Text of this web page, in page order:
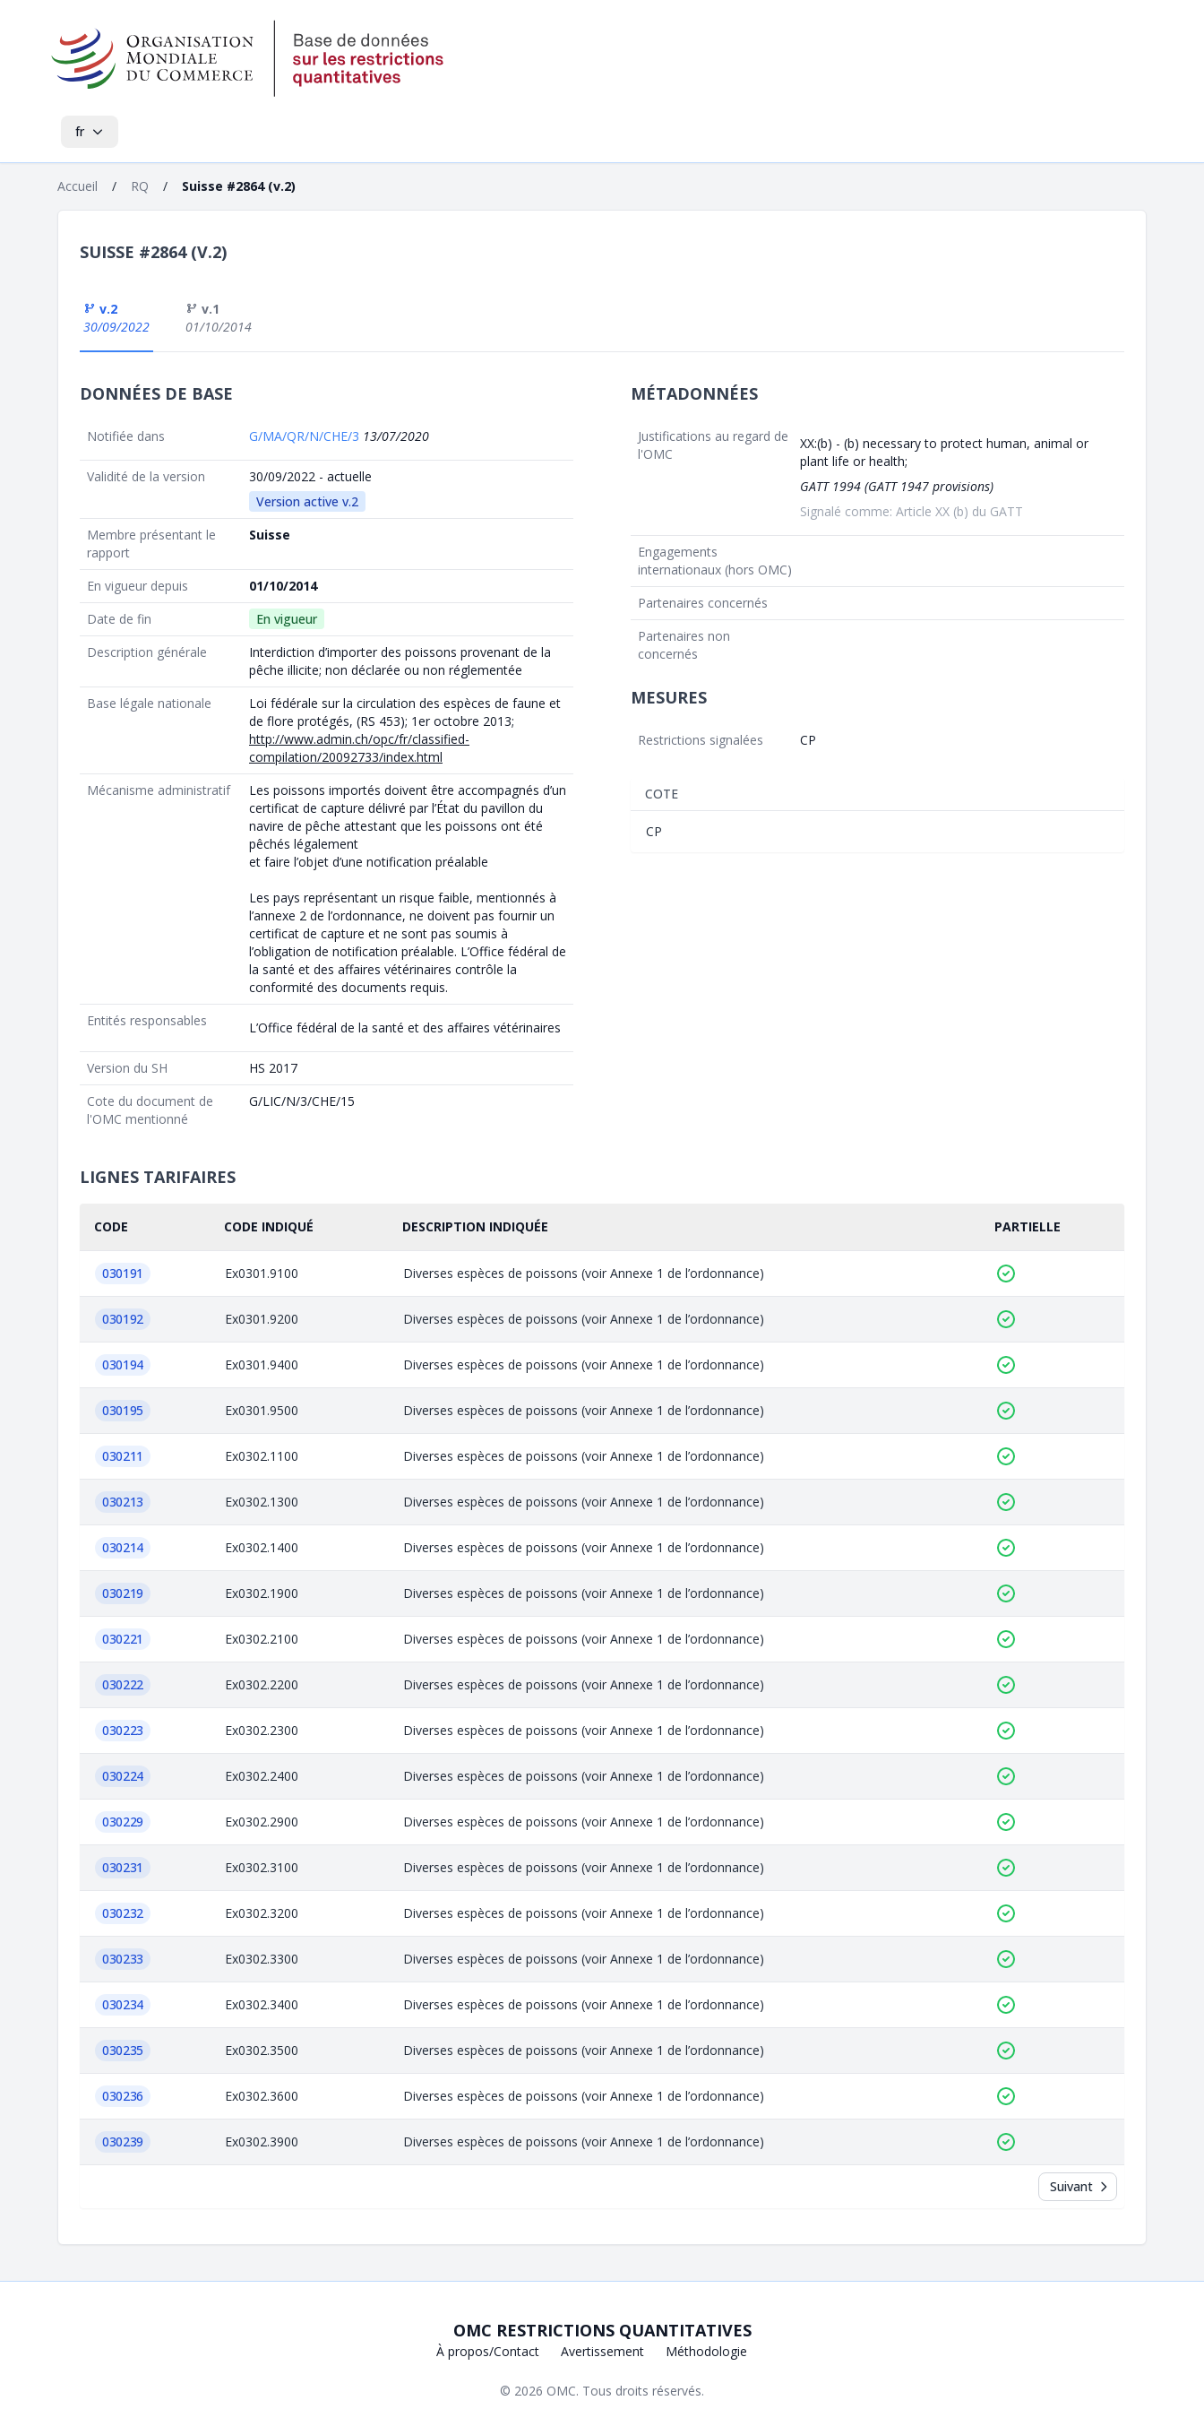
fr
Accueil / RQ / Suisse #2864 (v.2)
SUISSE #2864 (V.2)
v.2
30/09/2022
v.1
01/10/2014
DONNÉES DE BASE
Notifiée dans G/MA/QR/N/CHE/3 13/07/2020
Validité de la version
30/09/2022 - actuelle
Version active v.2
Membre présentant le
rapport
Suisse
En vigueur depuis
01/10/2014
Date de fin
En vigueur
Description générale
Interdiction d’importer des poissons provenant de la
pêche illicite; non déclarée ou non réglementée
Base légale nationale
Loi fédérale sur la circulation des espèces de faune et
de flore protégés, (RS 453); 1er octobre 2013;
http://www.admin.ch/opc/fr/classified-
compilation/20092733/index.html
Mécanisme administratif
Les poissons importés doivent être accompagnés d’un
certificat de capture délivré par l’État du pavillon du
navire de pêche attestant que les poissons ont été
pêchés légalement
et faire l’objet d’une notification préalable
Les pays représentant un risque faible, mentionnés à
l’annexe 2 de l’ordonnance, ne doivent pas fournir un
certificat de capture et ne sont pas soumis à
l’obligation de notification préalable. L’Office fédéral de
la santé et des affaires vétérinaires contrôle la
conformité des documents requis.
Entités responsables
L’Office fédéral de la santé et des affaires vétérinaires
Version du SH
HS 2017
Cote du document de
l'OMC mentionné
G/LIC/N/3/CHE/15
MÉTADONNÉES
Justifications au regard de
l'OMC
XX:(b) - (b) necessary to protect human, animal or
plant life or health;
GATT 1994 (GATT 1947 provisions)
Signalé comme: Article XX (b) du GATT
Engagements
internationaux (hors OMC)
Partenaires concernés
Partenaires non
concernés
MESURES
Restrictions signalées CP
COTE
CP
LIGNES TARIFAIRES
CODE CODE INDIQUÉ DESCRIPTION INDIQUÉE PARTIELLE
030191 Ex0301.9100 Diverses espèces de poissons (voir Annexe 1 de l’ordonnance)
030192 Ex0301.9200 Diverses espèces de poissons (voir Annexe 1 de l’ordonnance)
030194 Ex0301.9400 Diverses espèces de poissons (voir Annexe 1 de l’ordonnance)
030195 Ex0301.9500 Diverses espèces de poissons (voir Annexe 1 de l’ordonnance)
030211 Ex0302.1100 Diverses espèces de poissons (voir Annexe 1 de l’ordonnance)
030213 Ex0302.1300 Diverses espèces de poissons (voir Annexe 1 de l’ordonnance)
030214 Ex0302.1400 Diverses espèces de poissons (voir Annexe 1 de l’ordonnance)
030219 Ex0302.1900 Diverses espèces de poissons (voir Annexe 1 de l’ordonnance)
030221 Ex0302.2100 Diverses espèces de poissons (voir Annexe 1 de l’ordonnance)
030222 Ex0302.2200 Diverses espèces de poissons (voir Annexe 1 de l’ordonnance)
030223 Ex0302.2300 Diverses espèces de poissons (voir Annexe 1 de l’ordonnance)
030224 Ex0302.2400 Diverses espèces de poissons (voir Annexe 1 de l’ordonnance)
030229 Ex0302.2900 Diverses espèces de poissons (voir Annexe 1 de l’ordonnance)
030231 Ex0302.3100 Diverses espèces de poissons (voir Annexe 1 de l’ordonnance)
030232 Ex0302.3200 Diverses espèces de poissons (voir Annexe 1 de l’ordonnance)
030233 Ex0302.3300 Diverses espèces de poissons (voir Annexe 1 de l’ordonnance)
030234 Ex0302.3400 Diverses espèces de poissons (voir Annexe 1 de l’ordonnance)
030235 Ex0302.3500 Diverses espèces de poissons (voir Annexe 1 de l’ordonnance)
030236 Ex0302.3600 Diverses espèces de poissons (voir Annexe 1 de l’ordonnance)
030239 Ex0302.3900 Diverses espèces de poissons (voir Annexe 1 de l’ordonnance)
Suivant
OMC RESTRICTIONS QUANTITATIVES
À propos/Contact Avertissement Méthodologie
© 2026 OMC. Tous droits réservés.